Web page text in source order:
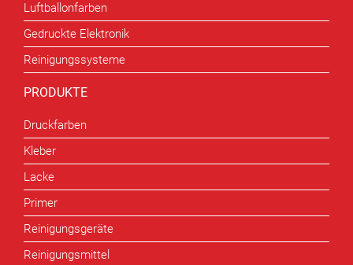
Luftballonfarben
Gedruckte Elektronik
Reinigungssysteme
PRODUKTE
Druckfarben
Kleber
Lacke
Primer
Reinigungsgeräte
Reinigungsmittel